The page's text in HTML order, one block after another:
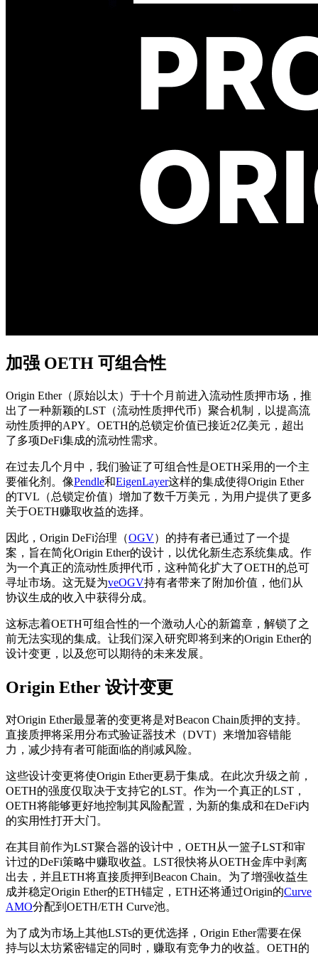
加强 OETH 可组合性
Origin Ether（原始以太）于十个月前进入流动性质押市场，推
出了一种新颖的LST（流动性质押代币）聚合机制，以提高流
动性质押的APY。OETH的总锁定价值已接近2亿美元，超出
了多项DeFi集成的流动性需求。
在过去几个月中，我们验证了可组合性是OETH采用的一个主
要催化剂。像Pendle和EigenLayer这样的集成使得Origin Ether
的TVL（总锁定价值）增加了数千万美元，为用户提供了更多
关于OETH赚取收益的选择。
因此，Origin DeFi治理（OGV）的持有者已通过了一个提
案，旨在简化Origin Ether的设计，以优化新生态系统集成。作
为一个真正的流动性质押代币，这种简化扩大了OETH的总可
寻址市场。这无疑为veOGV持有者带来了附加价值，他们从
协议生成的收入中获得分成。
这标志着OETH可组合性的一个激动人心的新篇章，解锁了之
前无法实现的集成。让我们深入研究即将到来的Origin Ether的
设计变更，以及您可以期待的未来发展。
Origin Ether 设计变更
对Origin Ether最显著的变更将是对Beacon Chain质押的支持。
直接质押将采用分布式验证器技术（DVT）来增加容错能
力，减少持有者可能面临的削减风险。
这些设计变更将使Origin Ether更易于集成。在此次升级之前，
OETH的强度仅取决于支持它的LST。作为一个真正的LST，
OETH将能够更好地控制其风险配置，为新的集成和在DeFi内
的实用性打开大门。
在其目前作为LST聚合器的设计中，OETH从一篮子LST和审
计过的DeFi策略中赚取收益。LST很快将从OETH金库中剥离
出去，并且ETH将直接质押到Beacon Chain。为了增强收益生
成并稳定Origin Ether的ETH锚定，ETH还将通过Origin的Curve
AMO分配到OETH/ETH Curve池。
为了成为市场上其他LSTs的更优选择，Origin Ether需要在保
持与以太坊紧密锚定的同时，赚取有竞争力的收益。OETH的